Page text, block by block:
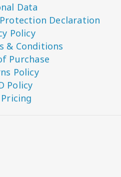
Data
Declaration
Policy
& Conditions
Purchase
Policy
Policy